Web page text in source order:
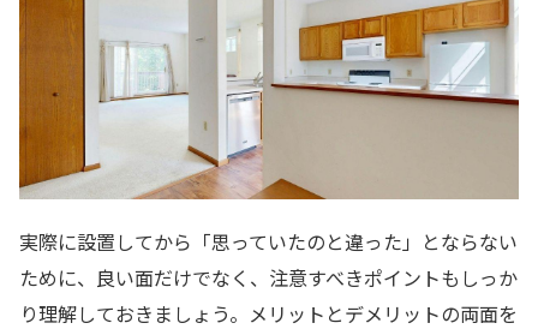
実際に設置してから「思っていたのと違った」とならない
ために、良い面だけでなく、注意すべきポイントもしっか
り理解しておきましょう。メリットとデメリットの両面を